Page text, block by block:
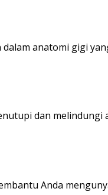
anatomi gigi
dan melindungi
Anda